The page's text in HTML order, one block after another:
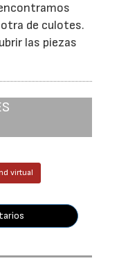
de culotes.
las piezas
virtual